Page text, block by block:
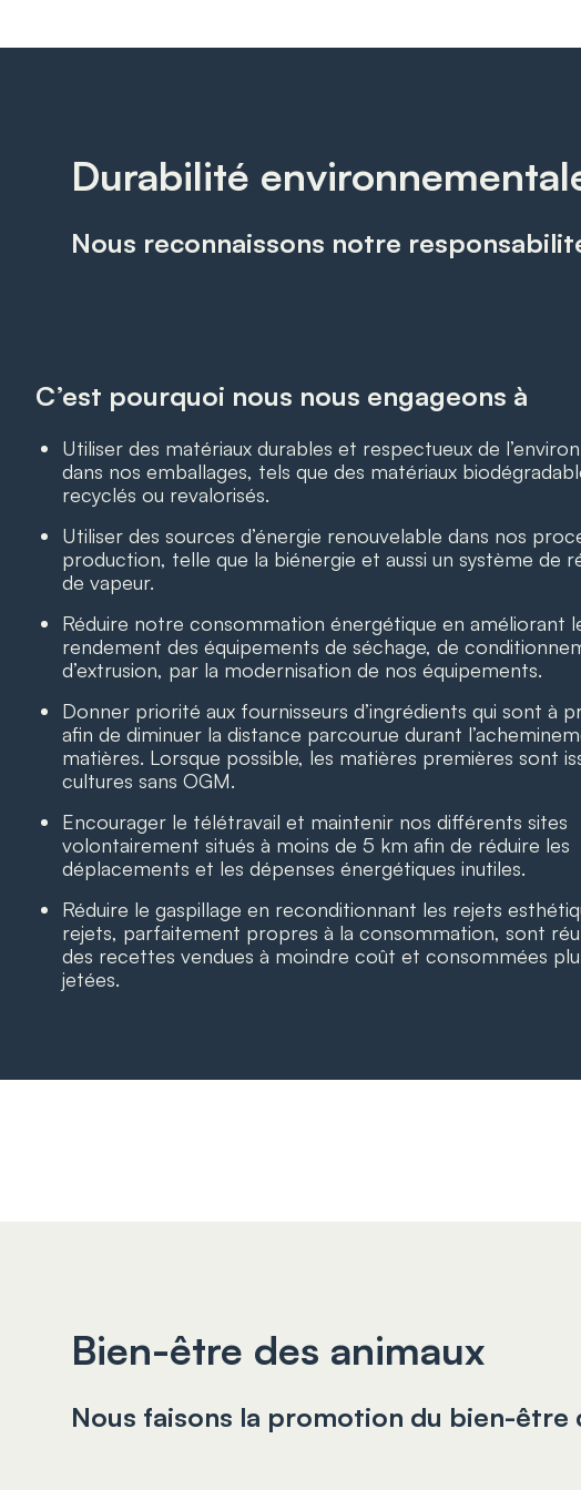
Durabilité
Nous reconnaissons notre
C’est pourquoi nous nous engageons à
Utiliser des matériaux durables et respectueux de
dans nos emballages, tels que des matériaux
recyclés ou revalorisés.
Utiliser des sources d’énergie renouvelable dans nos
production, telle que la biénergie et aussi un système de
de vapeur.
Réduire notre consommation énergétique en améliorant
rendement des équipements de séchage, de
d’extrusion, par la modernisation de nos équipements.
Donner priorité aux fournisseurs d’ingrédients qui sont à
afin de diminuer la distance parcourue durant
matières. Lorsque possible, les matières premières sont
cultures sans OGM.
Encourager le télétravail et maintenir nos différents sites
volontairement situés à moins de 5 km afin de réduire les
déplacements et les dépenses énergétiques inutiles.
Réduire le gaspillage en reconditionnant les rejets
rejets, parfaitement propres à la consommation, sont
des recettes vendues à moindre coût et consommées
jetées.
Bien-être des animaux
Nous faisons la promotion du bien-être